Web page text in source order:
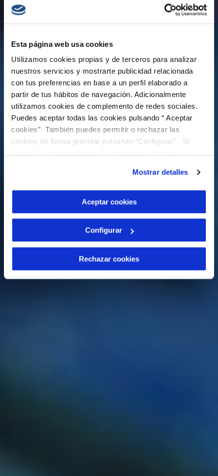
Esta página web usa cookies
Utilizamos cookies propias y de terceros para analizar
nuestros servicios y mostrarte publicidad relacionada
con tus preferencias en base a un perfil elaborado a
partir de tus hábitos de navegación. Adicionalmente
utilizamos cookies de complemento de redes sociales.
Puedes aceptar todas las cookies pulsando “ Aceptar
cookies”· También puedes permitir o rechazar las
cookies de forma granular pulsando “Configurar”. Si
son indispensables para que el sitio web funcione y que
más información en nuestraPolítica de Cookies
Mostrar detalles
Aceptar cookies
Configurar
Rechazar cookies